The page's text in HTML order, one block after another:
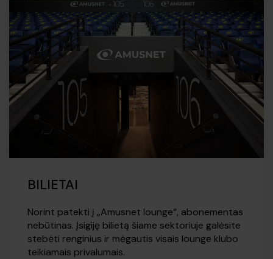
BILIETAI
Norint patekti į „Amusnet lounge“, abonementas
nebūtinas. Įsigiję bilietą šiame sektoriuje galėsite
stebėti renginius ir mėgautis visais lounge klubo
teikiamais privalumais.